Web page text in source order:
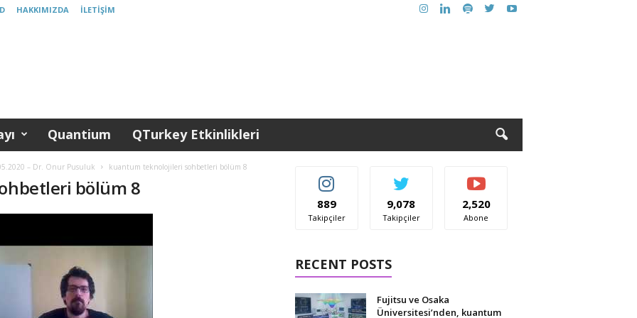
HAKKIMIZDA İLETIŞIM
Quantium QTurkey Etkinlikleri
– Dr. Onur Pusuluk kuantum teknolojileri sohbetleri bölüm 8
bölüm 8
889
Takipçiler
9,078
Takipçiler
2,520
Abone
RECENT POSTS
Fujitsu ve Osaka
Üniversitesi’nden, kuantum